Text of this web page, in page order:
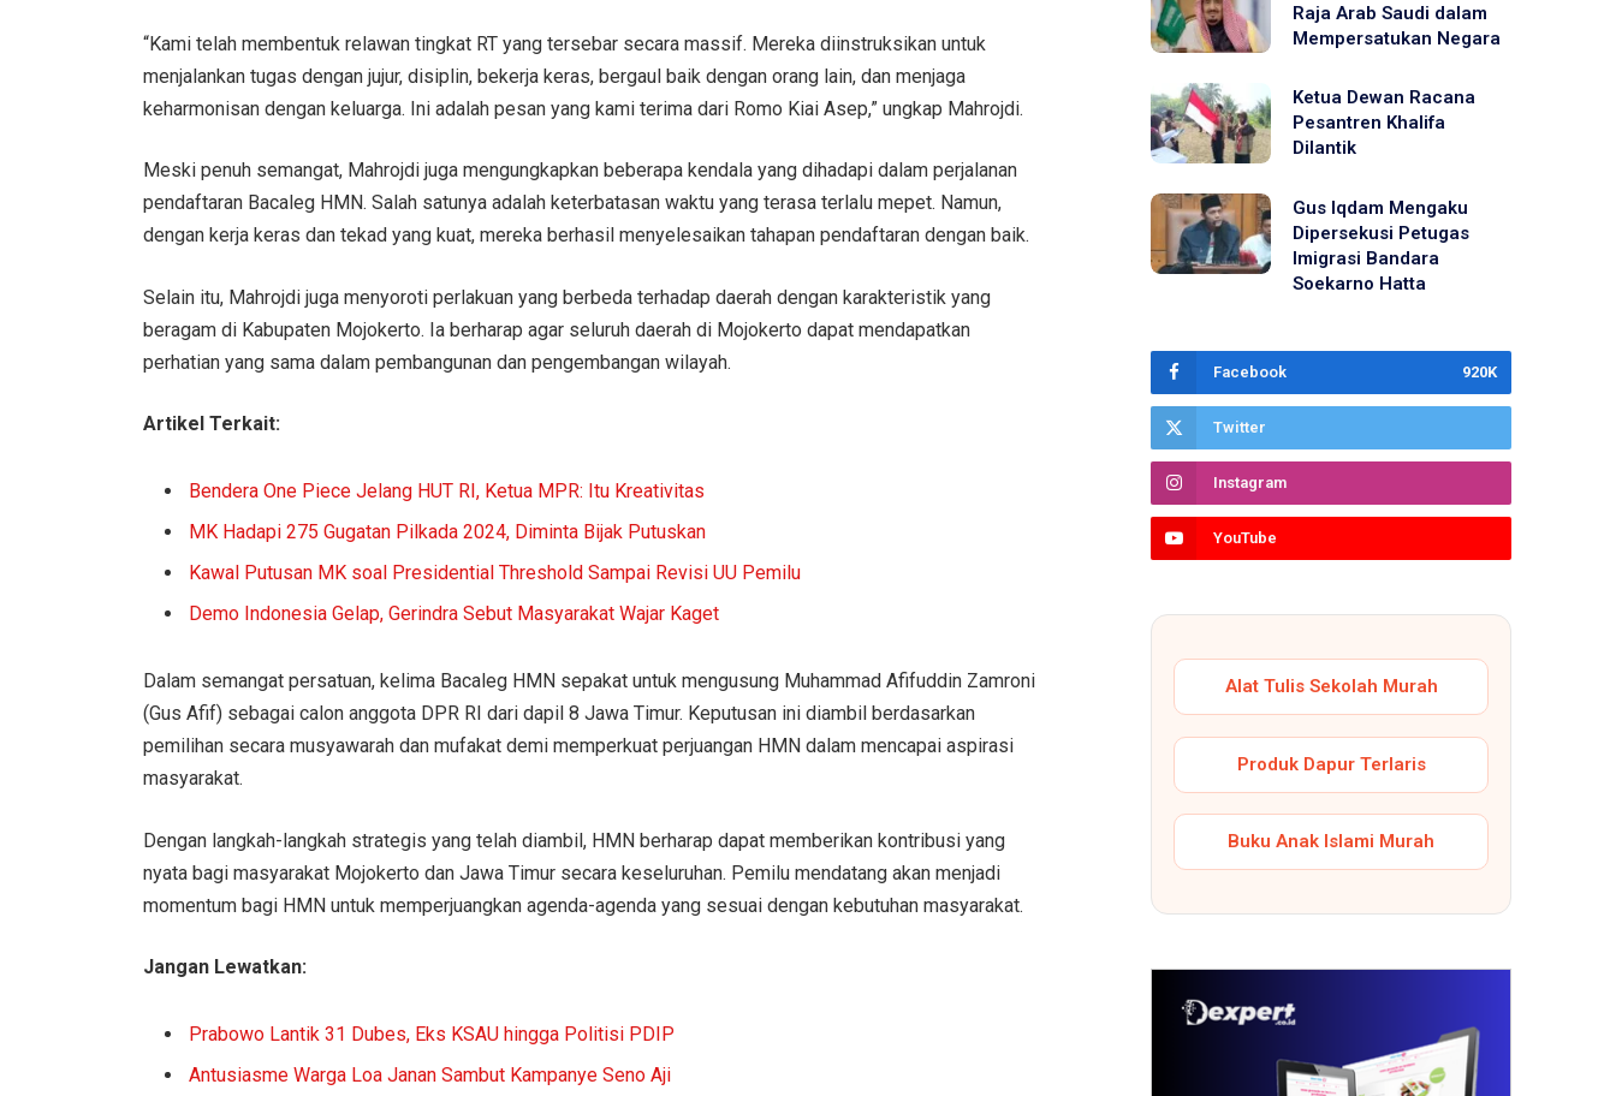
“Kami telah membentuk relawan tingkat RT yang tersebar secara massif. Mereka diinstruksikan untuk
menjalankan tugas dengan jujur, disiplin, bekerja keras, bergaul baik dengan orang lain, dan menjaga
keharmonisan dengan keluarga. Ini adalah pesan yang kami terima dari Romo Kiai Asep,” ungkap Mahrojdi.
Meski penuh semangat, Mahrojdi juga mengungkapkan beberapa kendala yang dihadapi dalam perjalanan
pendaftaran Bacaleg HMN. Salah satunya adalah keterbatasan waktu yang terasa terlalu mepet. Namun,
dengan kerja keras dan tekad yang kuat, mereka berhasil menyelesaikan tahapan pendaftaran dengan baik.
Selain itu, Mahrojdi juga menyoroti perlakuan yang berbeda terhadap daerah dengan karakteristik yang
beragam di Kabupaten Mojokerto. Ia berharap agar seluruh daerah di Mojokerto dapat mendapatkan
perhatian yang sama dalam pembangunan dan pengembangan wilayah.
Artikel Terkait:
Bendera One Piece Jelang HUT RI, Ketua MPR: Itu Kreativitas
MK Hadapi 275 Gugatan Pilkada 2024, Diminta Bijak Putuskan
Kawal Putusan MK soal Presidential Threshold Sampai Revisi UU Pemilu
Demo Indonesia Gelap, Gerindra Sebut Masyarakat Wajar Kaget
Dalam semangat persatuan, kelima Bacaleg HMN sepakat untuk mengusung Muhammad Afifuddin Zamroni
(Gus Afif) sebagai calon anggota DPR RI dari dapil 8 Jawa Timur. Keputusan ini diambil berdasarkan
pemilihan secara musyawarah dan mufakat demi memperkuat perjuangan HMN dalam mencapai aspirasi
masyarakat.
Dengan langkah-langkah strategis yang telah diambil, HMN berharap dapat memberikan kontribusi yang
nyata bagi masyarakat Mojokerto dan Jawa Timur secara keseluruhan. Pemilu mendatang akan menjadi
momentum bagi HMN untuk memperjuangkan agenda-agenda yang sesuai dengan kebutuhan masyarakat.
Jangan Lewatkan:
Prabowo Lantik 31 Dubes, Eks KSAU hingga Politisi PDIP
Antusiasme Warga Loa Janan Sambut Kampanye Seno Aji
Raja Arab Saudi dalam
Mempersatukan Negara
Ketua Dewan Racana
Pesantren Khalifa
Dilantik
Gus Iqdam Mengaku
Dipersekusi Petugas
Imigrasi Bandara
Soekarno Hatta
Facebook 920K
Twitter
Instagram
YouTube
Alat Tulis Sekolah Murah
Produk Dapur Terlaris
Buku Anak Islami Murah